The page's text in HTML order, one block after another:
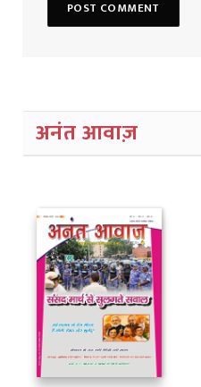
अनंत आवाज़